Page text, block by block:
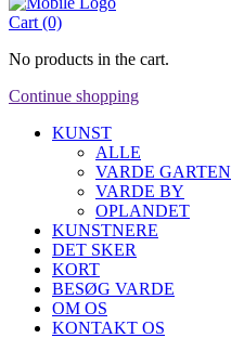
Cart (0)
No products in the cart.
Continue shopping
KUNST
ALLE
VARDE GARTEN
VARDE BY
OPLANDET
KUNSTNERE
DET SKER
KORT
BESØG VARDE
OM OS
KONTAKT OS